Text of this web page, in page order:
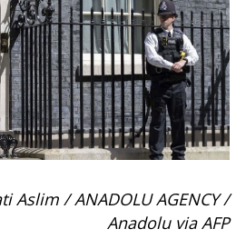
Aslim / ANADOLU AGENCY /
Anadolu via AFP